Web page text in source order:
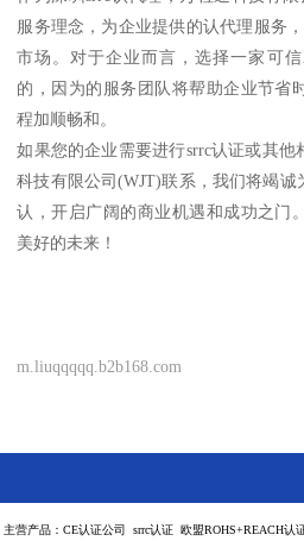
服务理念，为企业提供的认代理服务
市场。对于企业而言，选择一家可
的，因为的服务团队将帮助企业节省
程加顺畅和。
如果您的企业需要进行srrc认证或其他
科技有限公司(WJT)联系，我们将竭
认，开启广阔的商业机遇和成功之门
美好的未来！
m.liuqqqqq.b2b168.com
主营产品：CE认证公司 srrc认证 欧盟ROHS+REACH